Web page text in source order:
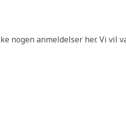
nogen anmeldelser her. Vi vil